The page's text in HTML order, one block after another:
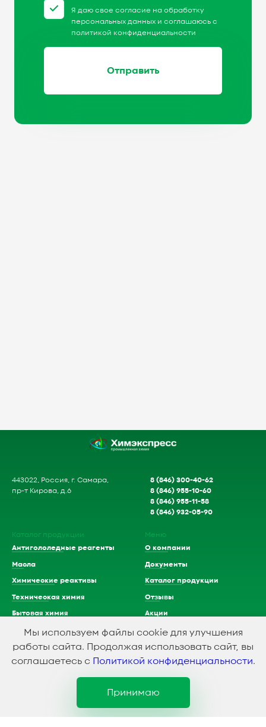
Я даю свое согласие на обработку
персональных данных и соглашаюсь с
политикой конфиденциальности
Отправить
443022, Россия, г. Самара,
пр-т Кирова, д.6
8 (846) 300-40-62
8 (846) 955-10-60
8 (846) 955-11-58
8 (846) 932-05-90
Каталог продукции
Антигололедные реагенты
Масла
Химические реактивы
Техническая химия
Бытовая химия
Удобрения
Краски
Растворители
Меню
О компании
Документы
Каталог продукции
Отзывы
Акции
Контакты
Доставка
Мы используем файлы cookie для улучшения
работы сайта. Продолжая использовать сайт, вы
соглашаетесь с Политикой конфиденциальности.
Принимаю